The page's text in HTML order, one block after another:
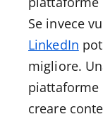
Se invece
LinkedIn
migliore.
piattaforme
creare